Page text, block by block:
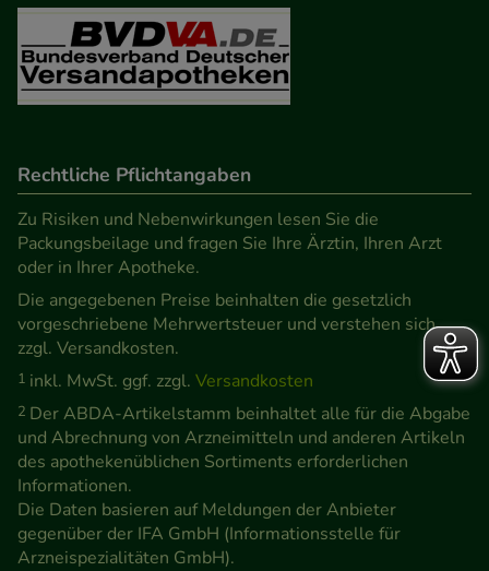
Rechtliche Pflichtangaben
Zu Risiken und Nebenwirkungen lesen Sie die
Packungsbeilage und fragen Sie Ihre Ärztin, Ihren Arzt
oder in Ihrer Apotheke.
Die angegebenen Preise beinhalten die gesetzlich
vorgeschriebene Mehrwertsteuer und verstehen sich
zzgl. Versandkosten.
1 inkl. MwSt. ggf. zzgl. Versandkosten
2 Der ABDA-Artikelstamm beinhaltet alle für die Abgabe
und Abrechnung von Arzneimitteln und anderen Artikeln
des apothekenüblichen Sortiments erforderlichen
Informationen.
Die Daten basieren auf Meldungen der Anbieter
gegenüber der IFA GmbH (Informationsstelle für
Arzneispezialitäten GmbH).